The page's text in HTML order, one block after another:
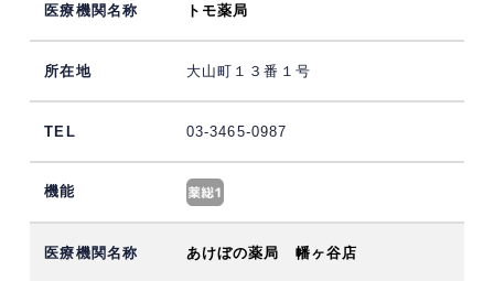
トモ薬局
大山町１３番１号
03-3465-0987
あけぼの薬局 幡ヶ谷店